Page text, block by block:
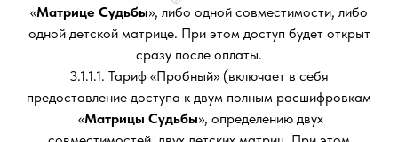
«Матрице Судьбы», либо одной совместимости, либо
одной детской матрице. При этом доступ будет открыт
сразу после оплаты.
3.1.1.1. Тариф «Пробный» (включает в себя
предоставление доступа к двум полным расшифровкам
«Матрицы Судьбы», определению двух